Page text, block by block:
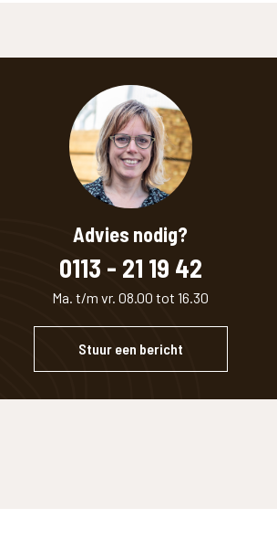
Advies nodig?
0113 - 21 19 42
Ma. t/m vr. 08.00 tot 16.30
Stuur een bericht